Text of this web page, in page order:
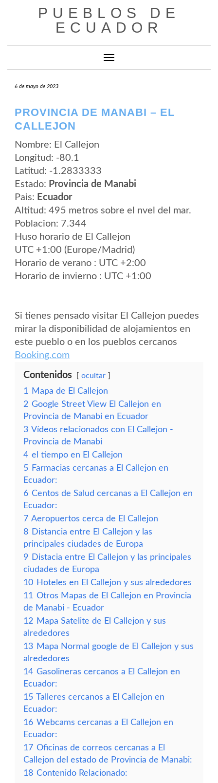
PUEBLOS DE
ECUADOR
Cambiar modo de navegación
6 de mayo de 2023
PROVINCIA DE MANABI – EL
CALLEJON
Nombre: El Callejon
Longitud: -80.1
Latitud: -1.2833333
Estado: Provincia de Manabi
Pais: Ecuador
Altitud: 495 metros sobre el nvel del mar.
Poblacion: 7.344
Huso horario de El Callejon
UTC +1:00 (Europe/Madrid)
Horario de verano : UTC +2:00
Horario de invierno : UTC +1:00
Si tienes pensado visitar El Callejon puedes
mirar la disponibilidad de alojamientos en
este pueblo o en los pueblos cercanos
Booking.com
Contenidos ocultar
1
Mapa de El Callejon
2 Google Street View El Callejon en
Provincia de Manabi en Ecuador
3 Vídeos relacionados con El Callejon -
Provincia de Manabi
4 el tiempo en El Callejon
5 Farmacias cercanas a El Callejon en
Ecuador:
6 Centos de Salud cercanas a El Callejon en
Ecuador:
7 Aeropuertos cerca de El Callejon
8 Distancia entre El Callejon y las
principales ciudades de Europa
9 Distacia entre El Callejon y las principales
ciudades de Europa
10 Hoteles en El Callejon y sus alrededores
11 Otros Mapas de El Callejon en Provincia
de Manabi - Ecuador
12 Mapa Satelite de El Callejon y sus
alrededores
13 Mapa Normal google de El Callejon y sus
alrededores
14 Gasolineras cercanos a El Callejon en
Ecuador:
15 Talleres cercanos a El Callejon en
Ecuador:
16 Webcams cercanas a El Callejon en
Ecuador:
17 Oficinas de correos cercanas a El
Callejon del estado de Provincia de Manabi:
18 Contenido Relacionado: